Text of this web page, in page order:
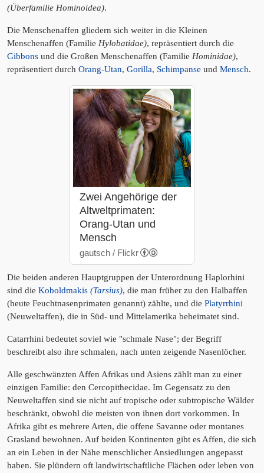
(Überfamilie Hominoidea).
Die Menschenaffen gliedern sich weiter in die Kleinen
Menschenaffen (Familie Hylobatidae), repräsentiert durch die
Gibbons und die Großen Menschenaffen (Familie Hominidae),
repräsentiert durch Orang-Utan, Gorilla, Schimpanse und Mensch.
Zwei Angehörige der
Altweltprimaten:
Orang-Utan und
Mensch
gautsch / Flickr
Die beiden anderen Hauptgruppen der Unterordnung Haplorhini
sind die Koboldmakis (Tarsius), die man früher zu den Halbaffen
(heute Feuchtnasenprimaten genannt) zählte, und die Platyrrhini
(Neuweltaffen), die in Süd- und Mittelamerika beheimatet sind.
Catarrhini bedeutet soviel wie "schmale Nase"; der Begriff
beschreibt also ihre schmalen, nach unten zeigende Nasenlöcher.
Alle geschwänzten Affen Afrikas und Asiens zählt man zu einer
einzigen Familie: den Cercopithecidae. Im Gegensatz zu den
Neuweltaffen sind sie nicht auf tropische oder subtropische Wälder
beschränkt, obwohl die meisten von ihnen dort vorkommen. In
Afrika gibt es mehrere Arten, die offene Savanne oder montanes
Grasland bewohnen. Auf beiden Kontinenten gibt es Affen, die sich
an ein Leben in der Nähe menschlicher Ansiedlungen angepasst
haben. Sie plündern oft landwirtschaftliche Flächen oder leben von